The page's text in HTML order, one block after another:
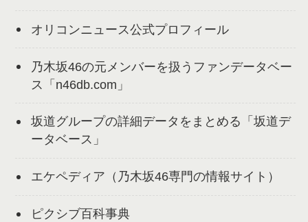
オリコンニュース公式プロフィール
乃木坂46の元メンバーを扱うファンデータベー
ス「n46db.com」
坂道グループの詳細データをまとめる「坂道デ
ータベース」
エケペディア（乃木坂46専門の情報サイト）
ピクシブ百科事典